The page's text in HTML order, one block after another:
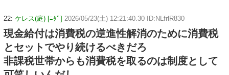
22: ケレス(庭) [ﾆﾀﾞ] 2026/05/23(土) 12:21:40.30 ID:NLfrlR830
現金給付は消費税の逆進性解消のために消費税
とセットでやり続けるべきだろ
非課税世帯からも消費税を取るのは制度として